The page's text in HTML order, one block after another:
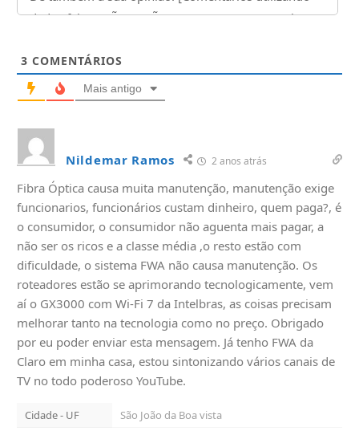
3 COMENTÁRIOS
Mais antigo
Nildemar Ramos 2 anos atrás
Fibra Óptica causa muita manutenção, manutenção exige
funcionarios, funcionários custam dinheiro, quem paga?, é
o consumidor, o consumidor não aguenta mais pagar, a
não ser os ricos e a classe média ,o resto estão com
dificuldade, o sistema FWA não causa manutenção. Os
roteadores estão se aprimorando tecnologicamente, vem
aí o GX3000 com Wi-Fi 7 da Intelbras, as coisas precisam
melhorar tanto na tecnologia como no preço. Obrigado
por eu poder enviar esta mensagem. Já tenho FWA da
Claro em minha casa, estou sintonizando vários canais de
TV no todo poderoso YouTube.
Cidade - UF São João da Boa vista